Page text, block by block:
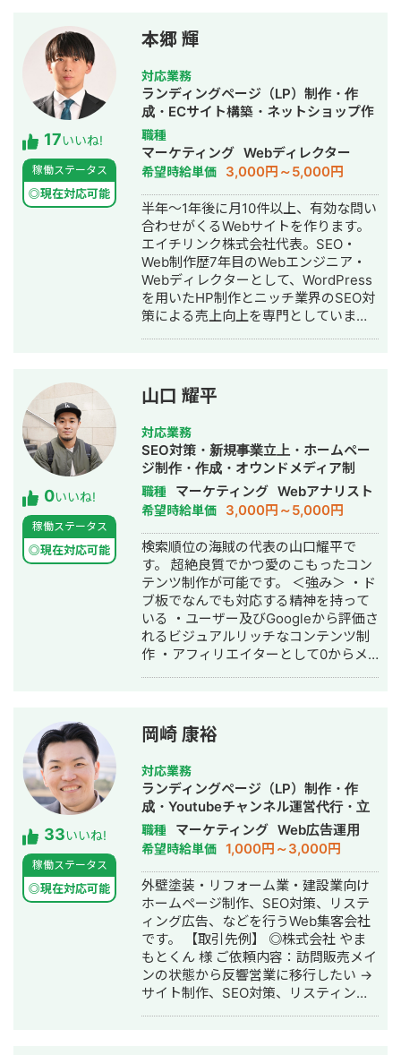
ケ支援会社（当時社員7名）にインター
ンとして参画し、案件獲得に向けた自
社集客（SEO・Web広告運用・LP制
作・YouTubeチャンネル運用・メール
マーケティング等）を担当。 2022年3
月 名古屋大学理学部数学科卒。 2022
年4月〜 Webマーケ会社勤務。人材
系クライアントを主に担当。 2024年11
月 これまでの経験を活かして独立し、
株式会社プラマーケを設立。 ホームペ
ージ：https://plumarke.co.jp/ ■実績
（※一部抜粋） #広告運用 ・出張買取
サービスにて、ROAS350%など、好調
な事例が複数あり。 ・StockSun営業
代行サービス「カリトルくん」、
StockSunサロンの広告運用を担当。
・ベンチャー企業~大手企業のWebマ
ーケティング支援に携わり、Web広告
・インターン先にて自社サイトのSEO
対策を1人で担当し、月間アクセス数を
約7倍(3,000→約22,000)、月間問い合
わせ件数を1件から4〜5件まで成長。
・人材系SEOメディアにてKW「商標名
+評判」で1位、「転職エージェント お
すすめ」で10位以内を獲得。
#YouTube ・法人向けYouTubeチャン
ネル運営に立ち上げ時から携わり、チ
ャンネル登録者数4,000人、月間商談獲
得10〜15件達成。 →企画、台本作成、
撮影、編集、分析全て担当。 ■ 主な経
験業界 ・買取サービス ・不用品回収
・人材紹介：toC/toBいずれも経験あり
・営業代行 ・SaaS ・広告代理店 ・飲
食店 ・官公庁
17いいね!
稼働ステータス
◎現在対応可能
本郷 輝
対応業務
ランディングページ（LP）制作・作
成・ECサイト構築・ネットショップ作
成代行・SEO対策・記事作成代行・ラ
イティング・ホームページ制作・作
成・オウンドメディア制作・構築・運
用代行
職種
マーケティング Webディレクター
希望時給単価 3,000円～5,000円
半年～1年後に月10件以上、有効な問い
合わせがくるWebサイトを作ります。
エイチリンク株式会社代表。SEO・
Web制作歴7年目のWebエンジニア・
Webディレクターとして、WordPress
を用いたHP制作とニッチ業界のSEO対
策による売上向上を専門としていま
した。SEO対策においては、ゼロから
立ち上げた新規サイトをニッチ市場で
サービスキーワード検索1位に導き、月
間1.5万PV、月商500万円の売上を実現
した実績があります。 エンジニア知識
を持ったSEOディレクターとして、大
量のページを作成するようないわゆる
データベース型のサイトの構築も得意
です。 競合が対応しきれないような細
かいキーワードまで対策して、お問合
せにつなげる戦略でお客様の売上に貢
献します。 少し珍しいキャリアの特徴
として、Fリーグ（フットサル日本トッ
プリーグ）のエスポラーダ北海道、バ
サジィ大分でプロ選手として活動しな
がらWeb制作の経験を積んできました
（バサジィ大分在籍時は完全プロ契約
底的にやり抜く」精神で、お客様のプ
ロジェクトに全力で取り組みます。
0いいね!
稼働ステータス
◎現在対応可能
山口 耀平
対応業務
SEO対策・新規事業立上・ホームペー
ジ制作・作成・オウンドメディア制
作・構築・運用代行
職種 マーケティング Webアナリスト
希望時給単価 3,000円～5,000円
検索順位の海賊の代表の山口耀平で
す。 超絶良質でかつ愛のこもったコン
テンツ制作が可能です。 ＜強み＞ ・ド
ブ板でなんでも対応する精神を持って
いる ・ユーザー及びGoogleから評価さ
れるビジュアルリッチなコンテンツ制
作 ・アフィリエイターとして0からメ
して対応可能 ＜スキル＞ ▼SEO対策
・サイト改善 ・オウンドメディア運用
・CV導線の設計 ▼BtoBマーケティン
グ ・リード獲得戦略設計 ・ホワイトペ
ーパー作成 ・メルマガ配信戦略の立
案〜実行 ・インサイドセールス ＜実績
＞ ○ケース①：人材マッチングアプリ
（toB） ホワイトペーパー制作、ライ
ティングのディレクション、ライティ
ング、獲得したリードへの架電全てを
一人で手を動かしてメディアを対応し
ました（一部ライターさんにも手伝っ
てもらいました）。 ▶️問題・課題 クラ
イアントは元々、コンサル会社が入っ
てメディアを立ち上げたものの、1件も
リード獲得ができていない状況。 ここ
から、課題としては下記の４点がある
33いいね!
稼働ステータス
◎現在対応可能
岡崎 康裕
対応業務
ランディングページ（LP）制作・作
成・Youtubeチャンネル運営代行・立
ち上げ・SEO対策・新規事業立上・
SNS運用代行・記事作成代行・ライテ
ィング・ホームページ制作・作成・バ
ナー制作・デザイン・リスティング広
告運用代行・オウンドメディア制作・
構築・運用代行・動画制作・動画編集
職種 マーケティング Web広告運用
希望時給単価 1,000円～3,000円
外壁塗装・リフォーム業・建設業向け
ホームページ制作、SEO対策、リステ
ィング広告、などを行うWeb集客会社
です。 【取引先例】 ◎株式会社 やま
もとくん 様 ご依頼内容：訪問販売メイ
ンの状態から反響営業に移行したい →
サイト制作、SEO対策、リスティング